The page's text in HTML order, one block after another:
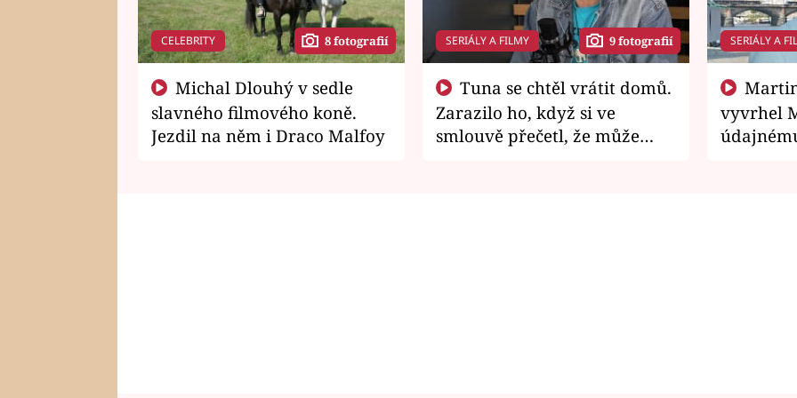
CELEBRITY 8 fotografií
slavného filmového koně.
Jezdil na něm i Draco Malfoy
SERIÁLY A FILMY 9 fotografií
Zarazilo ho, když si ve
smlouvě přečetl, že může
SERIÁLY A
vyvrhel